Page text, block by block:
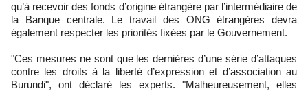
qu’à recevoir des fonds d’origine étrangère par l’intermédiaire de
la Banque centrale. Le travail des ONG étrangères devra
également respecter les priorités fixées par le Gouvernement.
"Ces mesures ne sont que les dernières d’une série d’attaques
contre les droits à la liberté d’expression et d’association au
Burundi", ont déclaré les experts. "Malheureusement, elles